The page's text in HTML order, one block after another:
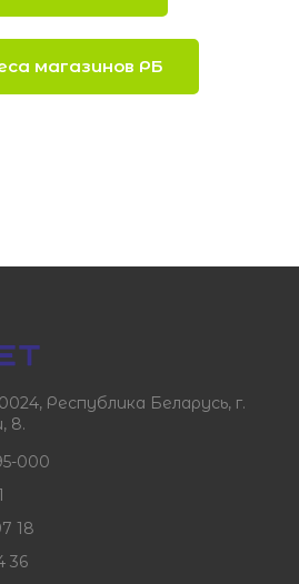
магазинов РБ
Республика Беларусь, г.
8.
000
18
36